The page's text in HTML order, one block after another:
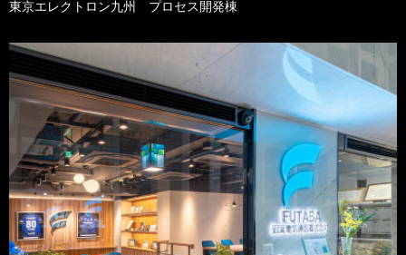
東京エレクトロン九州 プロセス開発棟